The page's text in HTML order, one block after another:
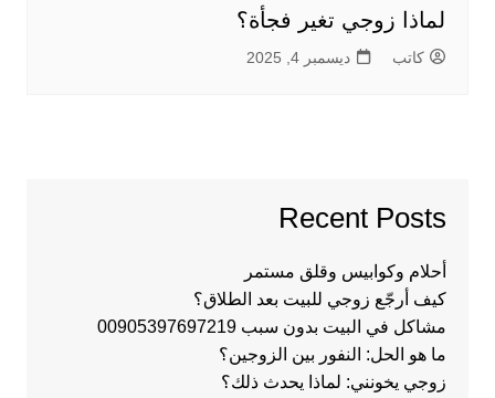
لماذا زوجي تغير فجأة؟
كاتب ديسمبر 4, 2025
Recent Posts
أحلام وكوابيس وقلق مستمر
كيف أرجّع زوجي للبيت بعد الطلاق؟
مشاكل في البيت بدون سبب 00905397697219
ما هو الحل: النفور بين الزوجين؟
زوجي يخونني: لماذا يحدث ذلك؟